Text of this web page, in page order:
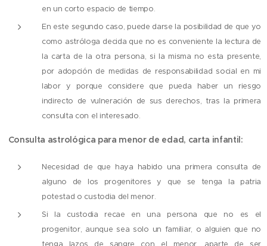
en un corto espacio de tiempo.
En este segundo caso, puede darse la posibilidad de que yo
como astróloga decida que no es conveniente la lectura de
la carta de la otra persona, si la misma no esta presente,
por adopción de medidas de responsabilidad social en mi
labor y porque considere que pueda haber un riesgo
indirecto de vulneración de sus derechos, tras la primera
consulta con el interesado.
Consulta astrológica para menor de edad, carta infantil:
Necesidad de que haya habido una primera consulta de
alguno de los progenitores y que se tenga la patria
potestad o custodia del menor.
Si la custodia recae en una persona que no es el
progenitor, aunque sea solo un familiar, o alguien que no